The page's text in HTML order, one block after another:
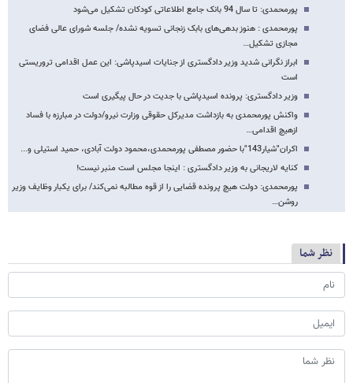
پورمحمدی: تا سال 94 بانک جامع اطلاعاتی کودکان تشکیل می‌شود
پورمحمدی : هنوز بدهی‌های بابک زنجانی تسویه نشده/ جلسه شورای عالی فضای
مجازی تشکیل…
ابراز نگرانی شدید وزیر دادگستری از جنایات اسیدپاشی: این عمل اقدامی تروریستی
است
وزیر دادگستری: پرونده اسیدپاشی با جدیت در حال پیگیری است
واکنش پورمحمدی به بازداشت مدیرکل حقوقی وزارت نیرو/دولت در مبارزه با فساد
ازهیچ اقدامی…
اکران"شیار143"با حضور مصطفی پورمحمدی،محمود دولت آبادی، حمید استیلی و...
کنایه لاریجانی به وزیر دادگستری : اینجا مجلس است منبر نیست!
پورمحمدی: دولت هیچ پرونده قضایی را از قوه مطالبه نمی‌کند/ برای یکبار وظایف وزیر
روشن…
نظر شما